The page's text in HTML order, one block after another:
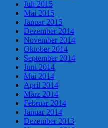
Juli 2015
Mai 2015
Januar 2015
Dezember 2014
November 2014
Oktober 2014
September 2014
Juni 2014
Mai 2014
April 2014
März 2014
Februar 2014
Januar 2014
Dezember 2013